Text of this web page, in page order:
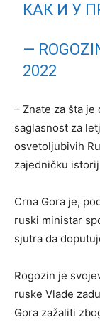
КАК И У
—
2022
– Znate za šta je
saglasnost za
osvetoljubivih
zajedničku
Crna Gora je,
ruski ministar
sjutra da
Rogozin je
ruske Vlade
Gora zažaliti